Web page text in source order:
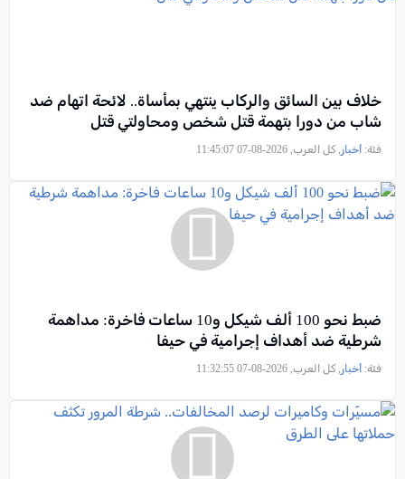
خلاف بين السائق والركاب ينتهي بمأساة.. لائحة اتهام ضد
شاب من دورا بتهمة قتل شخص ومحاولتي قتل
فئة: أخبار , كل العرب, 2026-08-07 11:45:07
ضبط نحو 100 ألف شيكل و10 ساعات فاخرة: مداهمة
شرطية ضد أهداف إجرامية في حيفا
فئة: أخبار , كل العرب, 2026-08-07 11:32:55